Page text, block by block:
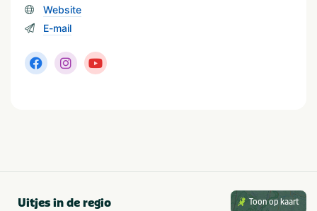
Website
E-mail
Uitjes in de regio Toon op kaart